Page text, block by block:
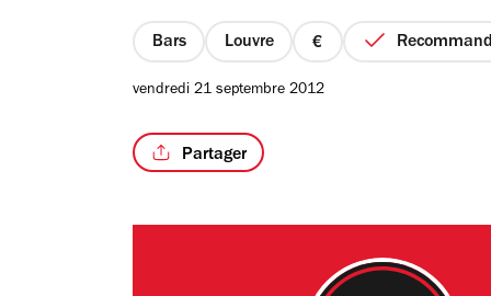
étoiles
Bars Louvre
prix
1
vendredi 21 septembre 2012
Partager